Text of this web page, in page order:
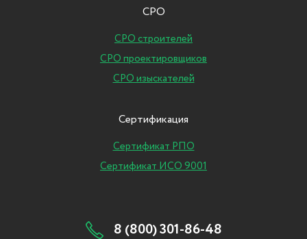
СРО
СРО строителей
СРО проектировщиков
СРО изыскателей
Сертификация
Сертификат РПО
Сертификат ИСО 9001
8 (800) 301-86-48